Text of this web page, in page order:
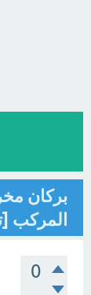
بركان
المركب
0